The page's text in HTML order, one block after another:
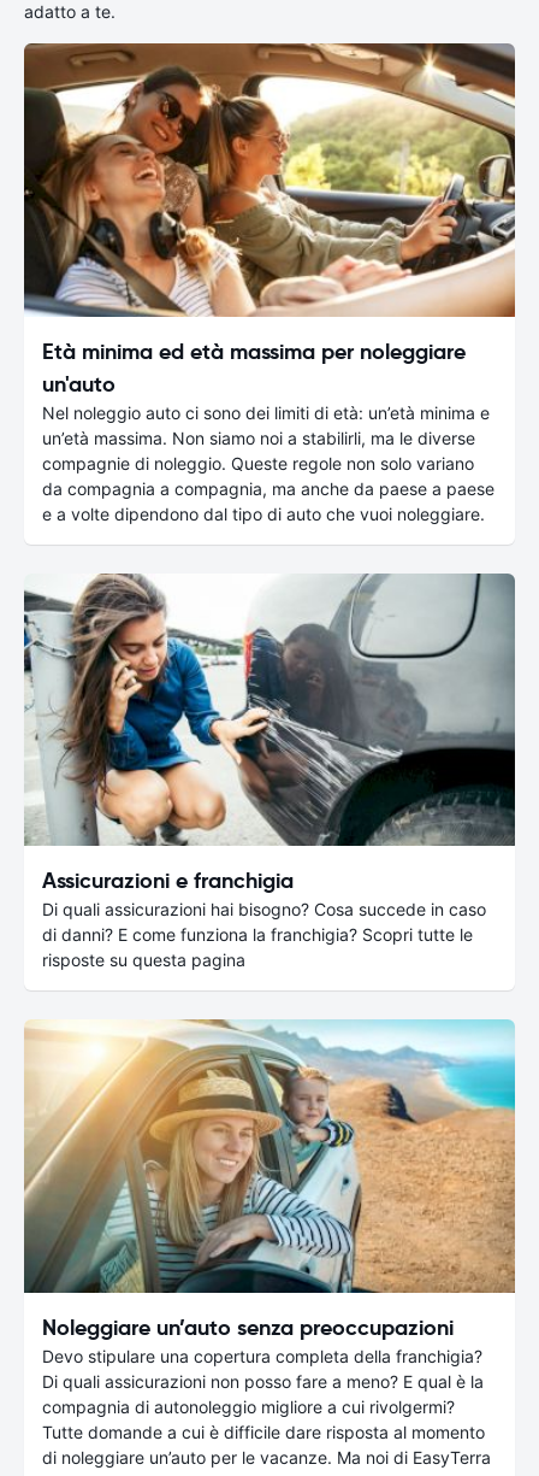
adatto a te.
Età minima ed età massima per noleggiare
un'auto
Nel noleggio auto ci sono dei limiti di età: un’età minima e
un’età massima. Non siamo noi a stabilirli, ma le diverse
compagnie di noleggio. Queste regole non solo variano
da compagnia a compagnia, ma anche da paese a paese
e a volte dipendono dal tipo di auto che vuoi noleggiare.
Assicurazioni e franchigia
Di quali assicurazioni hai bisogno? Cosa succede in caso
di danni? E come funziona la franchigia? Scopri tutte le
risposte su questa pagina
Noleggiare un’auto senza preoccupazioni
Devo stipulare una copertura completa della franchigia?
Di quali assicurazioni non posso fare a meno? E qual è la
compagnia di autonoleggio migliore a cui rivolgermi?
Tutte domande a cui è difficile dare risposta al momento
di noleggiare un’auto per le vacanze. Ma noi di EasyTerra